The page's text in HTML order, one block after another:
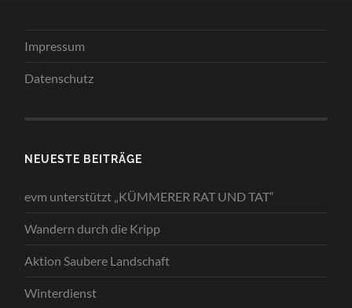
Impressum
Datenschutz
NEUESTE BEITRÄGE
evm unterstützt „KÜMMERER RAT UND TAT“
Wandern durch die Kripp
Aktion Saubere Landschaft
Winterdienst